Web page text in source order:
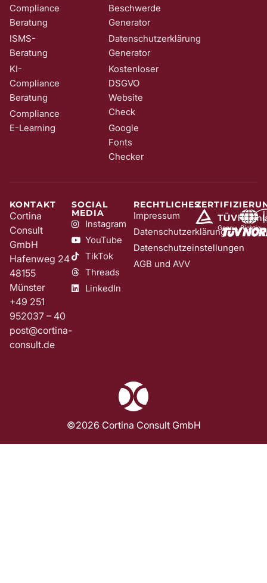
Compliance
Beratung
ISMS-
Beratung
KI-
Compliance
Beratung
Compliance
E-Learning
Beschwerde
Generator
Datenschutzerklärung
Generator
Kostenloser
DSGVO
Website
Check
Google
Fonts
Checker
KONTAKT
Cortina
Consult
GmbH
Hafenweg 24
48155
Münster
+49 251
952037 – 40
post@cortina-
consult.de
SOCIAL
MEDIA
Instagram
YouTube
TikTok
Threads
LinkedIn
RECHTLICHES
Impressum
Datenschutzerklärung
Datenschutzeinstellungen
AGB und AVV
©2026 Cortina Consult GmbH